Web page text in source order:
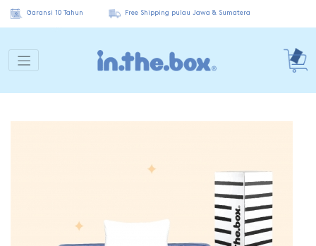
Garansi 10 Tahun Free Shipping pulau Jawa & Sumatera